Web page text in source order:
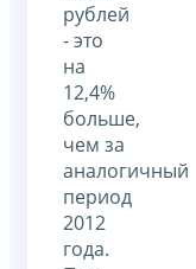
рублей
- это
на
12,4%
больше,
чем за
аналогичный
период
2012
года.